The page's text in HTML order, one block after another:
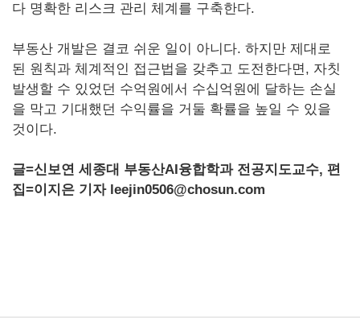
다 명확한 리스크 관리 체계를 구축한다.
부동산 개발은 결코 쉬운 일이 아니다. 하지만 제대로
된 원칙과 체계적인 접근법을 갖추고 도전한다면, 자칫
발생할 수 있었던 수억원에서 수십억원에 달하는 손실
을 막고 기대했던 수익률을 거둘 확률을 높일 수 있을
것이다.
글=신보연 세종대 부동산AI융합학과 전공지도교수, 편
집=이지은 기자 leejin0506@chosun.com